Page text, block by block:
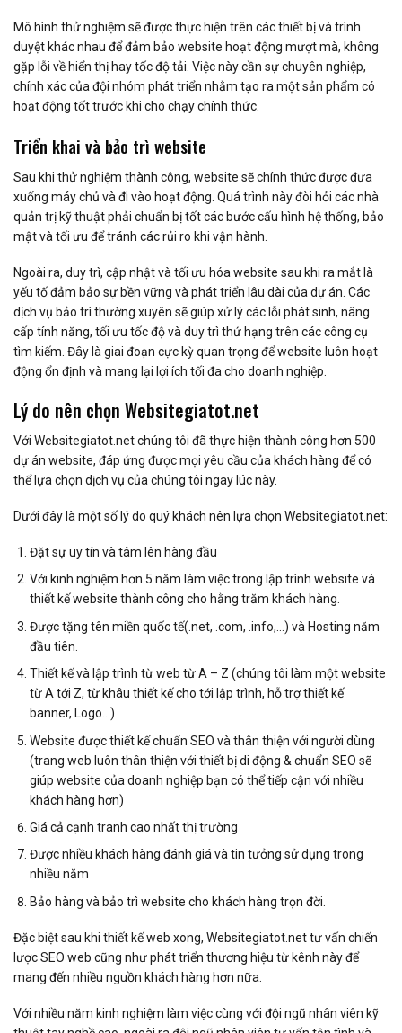
Mô hình thử nghiệm sẽ được thực hiện trên các thiết bị và trình
duyệt khác nhau để đảm bảo website hoạt động mượt mà, không
gặp lỗi về hiển thị hay tốc độ tải. Việc này cần sự chuyên nghiệp,
chính xác của đội nhóm phát triển nhằm tạo ra một sản phẩm có
hoạt động tốt trước khi cho chạy chính thức.
Triển khai và bảo trì website
Sau khi thử nghiệm thành công, website sẽ chính thức được đưa
xuống máy chủ và đi vào hoạt động. Quá trình này đòi hỏi các nhà
quản trị kỹ thuật phải chuẩn bị tốt các bước cấu hình hệ thống, bảo
mật và tối ưu để tránh các rủi ro khi vận hành.
Ngoài ra, duy trì, cập nhật và tối ưu hóa website sau khi ra mắt là
yếu tố đảm bảo sự bền vững và phát triển lâu dài của dự án. Các
dịch vụ bảo trì thường xuyên sẽ giúp xử lý các lỗi phát sinh, nâng
cấp tính năng, tối ưu tốc độ và duy trì thứ hạng trên các công cụ
tìm kiếm. Đây là giai đoạn cực kỳ quan trọng để website luôn hoạt
động ổn định và mang lại lợi ích tối đa cho doanh nghiệp.
Lý do nên chọn Websitegiatot.net
Với Websitegiatot.net chúng tôi đã thực hiện thành công hơn 500
dự án website, đáp ứng được mọi yêu cầu của khách hàng để có
thể lựa chọn dịch vụ của chúng tôi ngay lúc này.
Dưới đây là một số lý do quý khách nên lựa chọn Websitegiatot.net:
Đặt sự uy tín và tâm lên hàng đầu
Với kinh nghiệm hơn 5 năm làm việc trong lập trình website và
thiết kế website thành công cho hằng trăm khách hàng.
Được tặng tên miền quốc tế(.net, .com, .info,…) và Hosting năm
đầu tiên.
Thiết kế và lập trình từ web từ A – Z (chúng tôi làm một website
từ A tới Z, từ khâu thiết kế cho tới lập trình, hỗ trợ thiết kế
banner, Logo…)
Website được thiết kế chuẩn SEO và thân thiện với người dùng
(trang web luôn thân thiện với thiết bị di động & chuẩn SEO sẽ
giúp website của doanh nghiệp bạn có thể tiếp cận với nhiều
khách hàng hơn)
Giá cả cạnh tranh cao nhất thị trường
Được nhiều khách hàng đánh giá và tin tưởng sử dụng trong
nhiều năm
Bảo hàng và bảo trì website cho khách hàng trọn đời.
Đặc biệt sau khi thiết kế web xong, Websitegiatot.net tư vấn chiến
lược SEO web cũng như phát triển thương hiệu từ kênh này để
mang đến nhiều nguồn khách hàng hơn nữa.
Với nhiều năm kinh nghiệm làm việc cùng với đội ngũ nhân viên kỹ